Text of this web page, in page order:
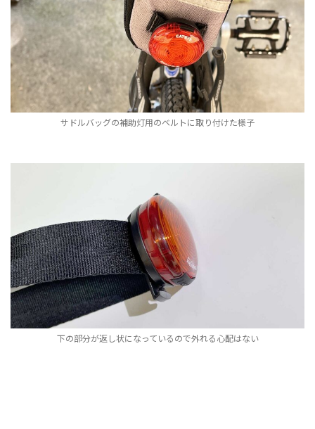
サドルバッグの補助灯用のベルトに取り付けた様子
下の部分が返し状になっているので外れる心配はない